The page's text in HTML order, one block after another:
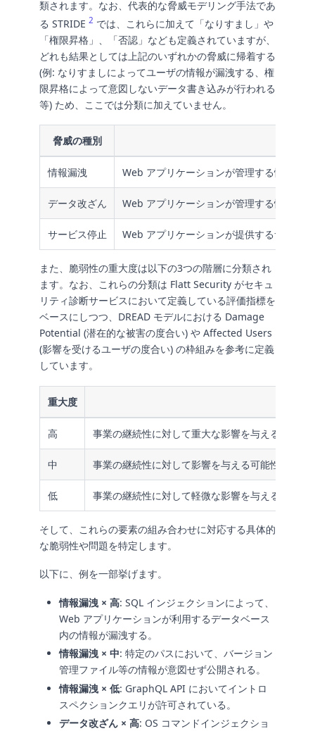
類されます。なお、代表的な脅威モデリング手法であ
る STRIDE 2 では、これらに加えて「なりすまし」や
「権限昇格」、「否認」なども定義されていますが、
どれも結果としては上記のいずれかの脅威に帰着する
(例: なりすましによってユーザの情報が漏洩する、権
限昇格によって意図しないデータ書き込みが行われる
等) ため、ここでは分類に加えていません。
脅威の種別
情報漏洩 Web アプリケーションが管理する情報が
データ改ざん Web アプリケーションが管理する情報が
サービス停止 Web アプリケーションが提供するサービ
また、脆弱性の重大度は以下の3つの階層に分類され
ます。なお、これらの分類は Flatt Security がセキュ
リティ診断サービスにおいて定義している評価指標を
ベースにしつつ、DREAD モデルにおける Damage
Potential (潜在的な被害の度合い) や Affected Users
(影響を受けるユーザの度合い) の枠組みを参考に定義
しています。
重大度
高 事業の継続性に対して重大な影響を与える可能性
中 事業の継続性に対して影響を与える可能性がある
低 事業の継続性に対して軽微な影響を与える可能
そして、これらの要素の組み合わせに対応する具体的
な脆弱性や問題を特定します。
以下に、例を一部挙げます。
情報漏洩 × 高: SQL インジェクションによって、
Web アプリケーションが利用するデータベース
内の情報が漏洩する。
情報漏洩 × 中: 特定のパスにおいて、バージョン
管理ファイル等の情報が意図せず公開される。
情報漏洩 × 低: GraphQL API においてイントロ
スペクションクエリが許可されている。
データ改ざん × 高: OS コマンドインジェクショ